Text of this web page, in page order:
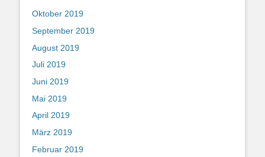
Oktober 2019
September 2019
August 2019
Juli 2019
Juni 2019
Mai 2019
April 2019
März 2019
Februar 2019